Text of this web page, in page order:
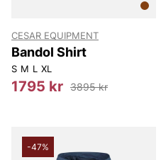
CESAR EQUIPMENT
Bandol Shirt
S M L XL
1795 kr 3895 kr
-47%